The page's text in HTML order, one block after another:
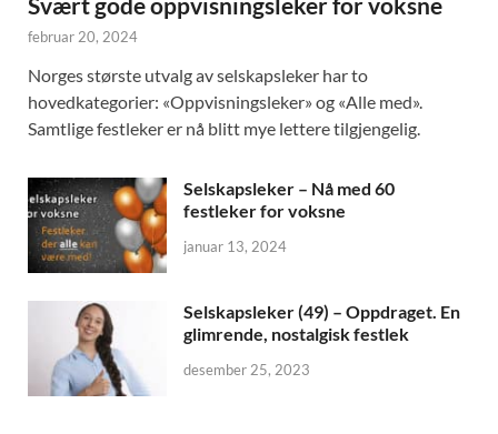
februar 20, 2024
Norges største utvalg av selskapsleker har to
hovedkategorier: «Oppvisningsleker» og «Alle med».
Samtlige festleker er nå blitt mye lettere tilgjengelig.
Selskapsleker – Nå med 60
festleker for voksne
januar 13, 2024
Selskapsleker (49) – Oppdraget. En
glimrende, nostalgisk festlek
desember 25, 2023